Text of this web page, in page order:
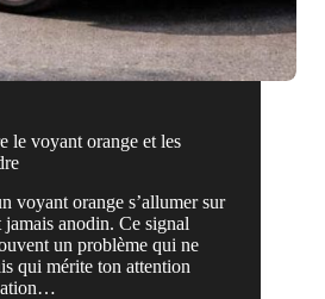
le voyant orange et les
voyant orange s’allumer sur
jamais anodin. Ce signal
un problème qui ne
qui mérite ton attention